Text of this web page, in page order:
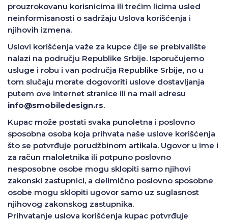
prouzrokovanu korisnicima ili trećim licima usled
neinformisanosti o sadržaju Uslova korišćenja i
njihovih izmena.
Uslovi korišćenja važe za kupce čije se prebivalište
nalazi na području Republike Srbije. Isporučujemo
usluge i robu i van područja Republike Srbije, no u
tom slučaju morate dogovoriti uslove dostavljanja
putem ove internet stranice ili na mail adresu
info@smobiledesign.rs.
Kupac može postati svaka punoletna i poslovno
sposobna osoba koja prihvata naše uslove korišćenja
što se potvrđuje porudžbinom artikala. Ugovor u ime i
za račun maloletnika ili potpuno poslovno
nesposobne osobe mogu sklopiti samo njihovi
zakonski zastupnici, a delimično poslovno sposobne
osobe mogu sklopiti ugovor samo uz suglasnost
njihovog zakonskog zastupnika.
Prihvatanje uslova korišćenja kupac potvrđuje